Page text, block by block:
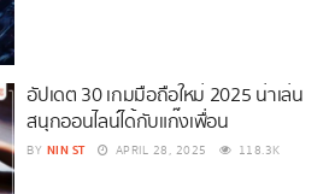
อัปเดต 30 เกมมือถือใหม่ 2025 น่าเล่น
สนุกออนไลน์ได้กับแก๊งเพื่อน
BY NIN ST APRIL 28, 2025 118.3K